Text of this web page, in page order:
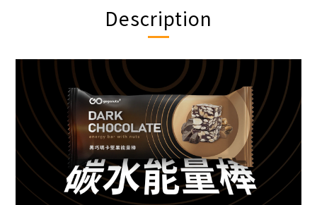
Description